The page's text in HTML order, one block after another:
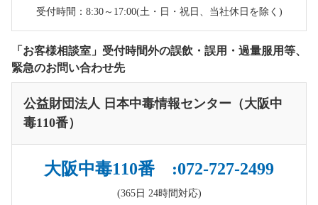
受付時間：8:30～17:00(土・日・祝日、当社休日を除く)
「お客様相談室」受付時間外の誤飲・誤用・過量服用等、
緊急のお問い合わせ先
公益財団法人 日本中毒情報センター（大阪中
毒110番）
大阪中毒110番 :072-727-2499
(365日 24時間対応)